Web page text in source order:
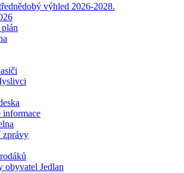
výhled 2026-2028.
informace
zprávy
obyvatel Jedlan